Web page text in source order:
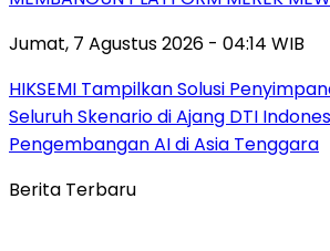
Jumat, 7 Agustus 2026 - 04:14 WIB
HIKSEMI Tampilkan Solusi
Seluruh Skenario di Ajang DTI
Pengembangan AI di Asia Tenggara
Berita Terbaru